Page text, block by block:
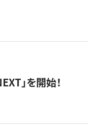
」を開始！